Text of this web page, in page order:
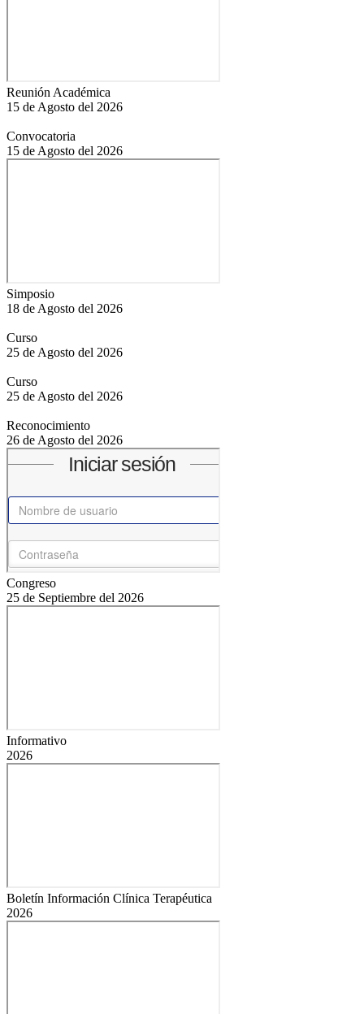
Reunión Académica
15 de Agosto del 2026
Convocatoria
15 de Agosto del 2026
Simposio
18 de Agosto del 2026
Curso
25 de Agosto del 2026
Curso
25 de Agosto del 2026
Reconocimiento
26 de Agosto del 2026
Congreso
25 de Septiembre del 2026
Informativo
2026
Boletín Información Clínica Terapéutica
2026